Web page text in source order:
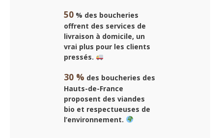
50 % des boucheries
offrent des services de
livraison à domicile, un
vrai plus pour les clients
pressés.
30 % des boucheries des
Hauts-de-France
proposent des viandes
bio et respectueuses de
l’environnement.